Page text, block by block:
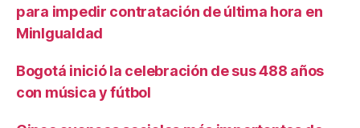
para impedir contratación de última hora en
MinIgualdad
Bogotá inició la celebración de sus 488 años
con música y fútbol